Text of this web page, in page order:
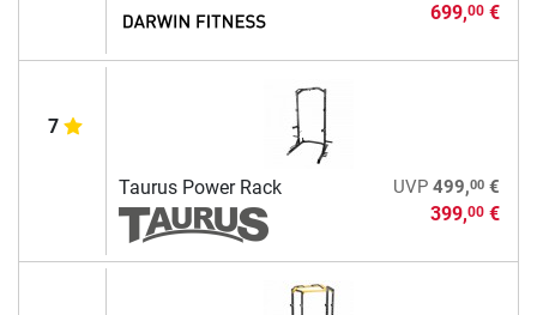
699,00€
7
Taurus Power Rack UVP 499,00€
399,00€